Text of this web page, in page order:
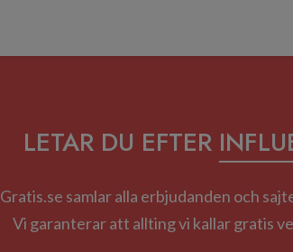
LETAR DU EFTER
Gratis.se samlar alla erbjudanden och
Vi garanterar att allting vi kallar gratis